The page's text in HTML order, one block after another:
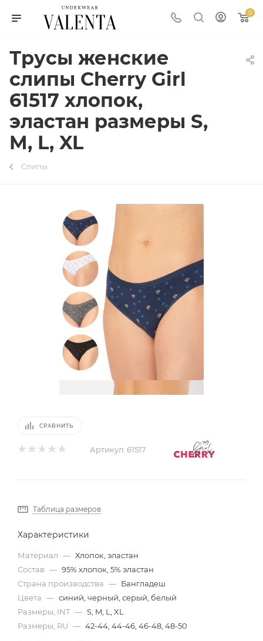
0
Трусы женские
слипы Cherry Girl
61517 хлопок,
эластан размеры S,
M, L, XL
Слипы
СРАВНИТЬ
Артикул: 61517
Таблица размеров
Характеристики
Материал — Хлопок, эластан
Состав — 95% хлопок, 5% эластан
Страна производства — Бангладеш
Цвета — синий, черный, серый, белый
Размеры, INT — S, M, L, XL
Размеры, RU — 42-44, 44-46, 46-48, 48-50